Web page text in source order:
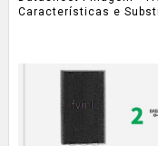
Características e